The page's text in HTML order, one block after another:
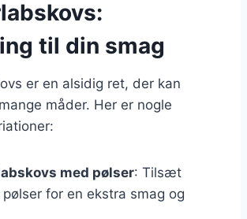
til din smag
er en alsidig ret, der kan
måder. Her er nogle
med pølser: Tilsæt
for en ekstra smag og